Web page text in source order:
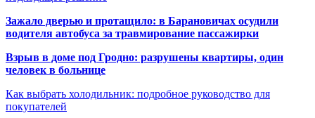
Зажало дверью и протащило: в Барановичах осудили
водителя автобуса за травмирование пассажирки
Взрыв в доме под Гродно: разрушены квартиры, один
человек в больнице
Как выбрать холодильник: подробное руководство для
покупателей